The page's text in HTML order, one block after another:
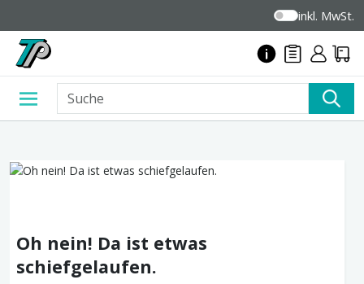
inkl. MwSt.
Oh nein! Da ist etwas
schiefgelaufen.